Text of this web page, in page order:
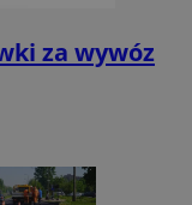
za wywóz